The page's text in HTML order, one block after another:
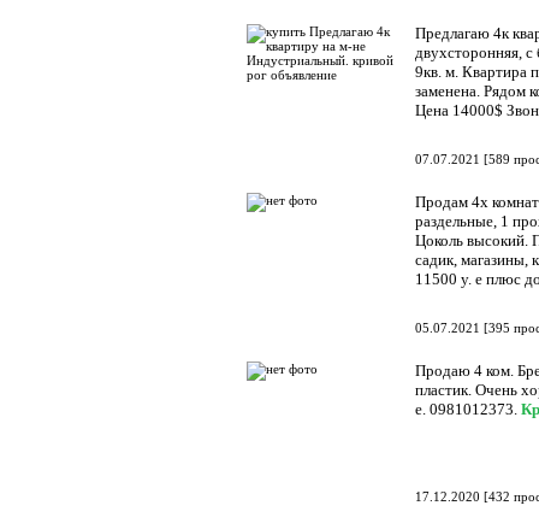
Предлагаю 4к
двухсторонняя, с
9кв. м. Квартира
заменена. Рядом
Цена 14000$
07.07.2021 [589
Продам 4х
раздельные, 1
Цоколь высокий.
садик, магазины,
11500 у. е плюс
05.07.2021 [395
Продаю 4 ком.
пластик. Очень
е. 0981012373.
17.12.2020 [432